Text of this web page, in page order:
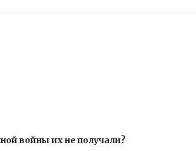
войны их не получали?